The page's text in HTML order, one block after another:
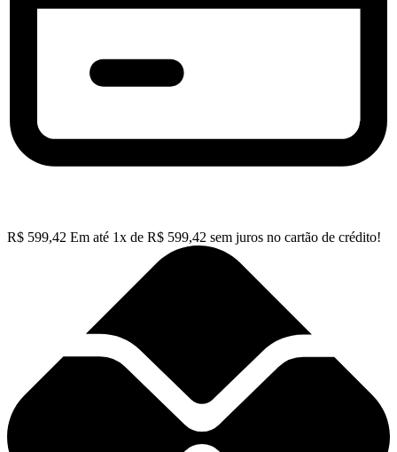
R$ 599,42 Em até 1x de R$ 599,42 sem juros no cartão de crédito!